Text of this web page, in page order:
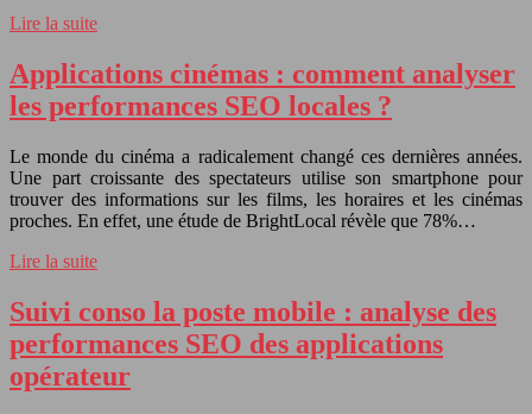
Lire la suite
Applications cinémas : comment analyser
les performances SEO locales ?
Le monde du cinéma a radicalement changé ces dernières années.
Une part croissante des spectateurs utilise son smartphone pour
trouver des informations sur les films, les horaires et les cinémas
proches. En effet, une étude de BrightLocal révèle que 78%…
Lire la suite
Suivi conso la poste mobile : analyse des
performances SEO des applications
opérateur